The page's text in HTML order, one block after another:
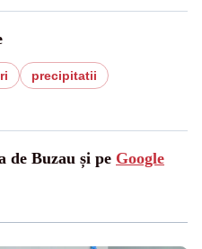
precipitatii
de Buzau și pe Google